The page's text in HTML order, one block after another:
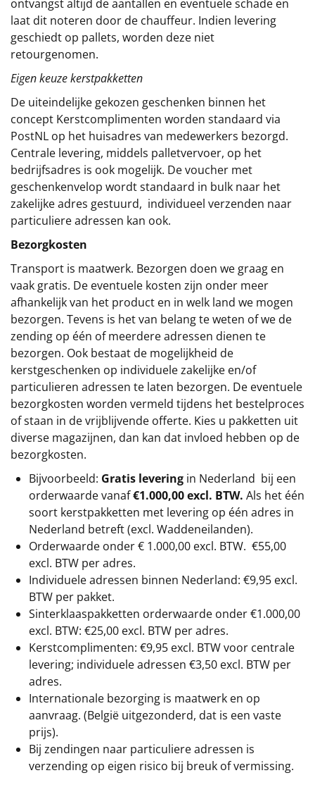
ontvangst altijd de aantallen en eventuele schade en
laat dit noteren door de chauffeur. Indien levering
geschiedt op pallets, worden deze niet
retourgenomen.
Eigen keuze kerstpakketten
De uiteindelijke gekozen geschenken binnen het
concept Kerstcomplimenten worden standaard via
PostNL op het huisadres van medewerkers bezorgd.
Centrale levering, middels palletvervoer, op het
bedrijfsadres is ook mogelijk. De voucher met
geschenkenvelop wordt standaard in bulk naar het
zakelijke adres gestuurd, individueel verzenden naar
particuliere adressen kan ook.
Bezorgkosten
Transport is maatwerk. Bezorgen doen we graag en
vaak gratis. De eventuele kosten zijn onder meer
afhankelijk van het product en in welk land we mogen
bezorgen. Tevens is het van belang te weten of we de
zending op één of meerdere adressen dienen te
bezorgen. Ook bestaat de mogelijkheid de
kerstgeschenken op individuele zakelijke en/of
particulieren adressen te laten bezorgen. De eventuele
bezorgkosten worden vermeld tijdens het bestelproces
of staan in de vrijblijvende offerte. Kies u pakketten uit
diverse magazijnen, dan kan dat invloed hebben op de
bezorgkosten.
Bijvoorbeeld: Gratis levering in Nederland bij een
orderwaarde vanaf€1.000,00 excl. BTW. Als het één
soort kerstpakketten met levering op één adres in
Nederland betreft (excl. Waddeneilanden).
Orderwaarde onder € 1.000,00 excl. BTW. €55,00
excl. BTW per adres.
Individuele adressen binnen Nederland: €9,95 excl.
BTW per pakket.
Sinterklaaspakketten orderwaarde onder €1.000,00
excl. BTW: €25,00 excl. BTW per adres.
Kerstcomplimenten: €9,95 excl. BTW voor centrale
levering; individuele adressen €3,50 excl. BTW per
adres.
Internationale bezorging is maatwerk en op
aanvraag. (België uitgezonderd, dat is een vaste
prijs).
Bij zendingen naar particuliere adressen is
verzending op eigen risico bij breuk of vermissing.